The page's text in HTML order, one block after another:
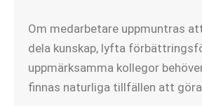
Om medarbetare uppmuntras
dela kunskap, lyfta
uppmärksamma kollegor
finnas naturliga tillfällen att göra